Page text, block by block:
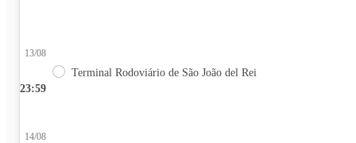
23:59
13/08
Terminal Rodoviário de São João del Rei
14/08